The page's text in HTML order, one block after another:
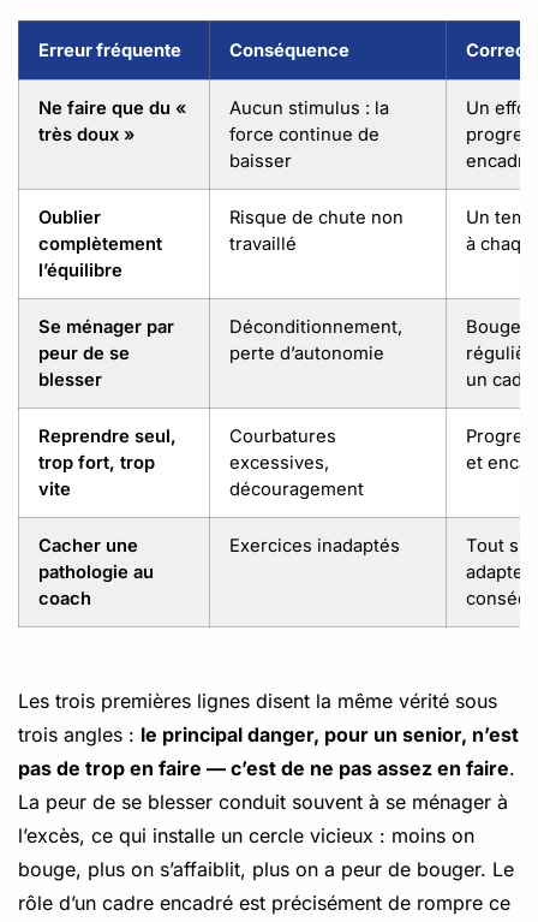
Erreur fréquente Conséquence
Ne faire que du «
très doux »
Aucun stimulus : la
force continue de
baisser
Un
encadré
Oublier
complètement
l’équilibre
Risque de chute non
travaillé
Un
à
Se ménager par
peur de se
blesser
Déconditionnement,
perte d’autonomie
Bouger
un
Reprendre seul,
trop fort, trop
vite
Courbatures
excessives,
découragement
et
Cacher une
pathologie au
coach
Exercices inadaptés
Tout
adapter
Les trois premières lignes disent la même vérité sous
trois angles : le principal danger, pour un senior, n’est
pas de trop en faire — c’est de ne pas assez en faire.
La peur de se blesser conduit souvent à se ménager à
l’excès, ce qui installe un cercle vicieux : moins on
bouge, plus on s’affaiblit, plus on a peur de bouger. Le
rôle d’un cadre encadré est précisément de rompre ce